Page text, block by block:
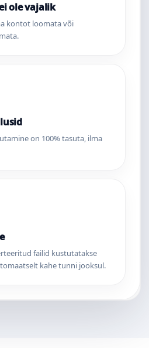
ole vajalik
kontot loomata või
on 100% tasuta, ilma
failid kustutatakse
kahe tunni jooksul.